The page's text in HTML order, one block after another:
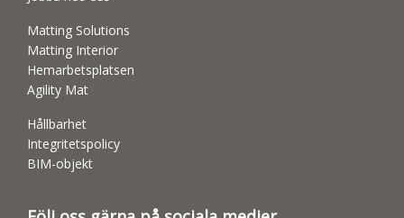
Matting Solutions
Matting Interior
Hemarbetsplatsen
Agility Mat
Hållbarhet
Integritetspolicy
BIM-objekt